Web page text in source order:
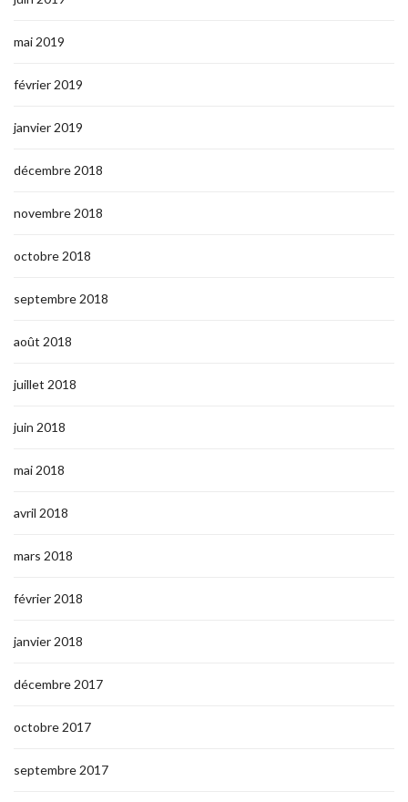
mai 2019
février 2019
janvier 2019
décembre 2018
novembre 2018
octobre 2018
septembre 2018
août 2018
juillet 2018
juin 2018
mai 2018
avril 2018
mars 2018
février 2018
janvier 2018
décembre 2017
octobre 2017
septembre 2017